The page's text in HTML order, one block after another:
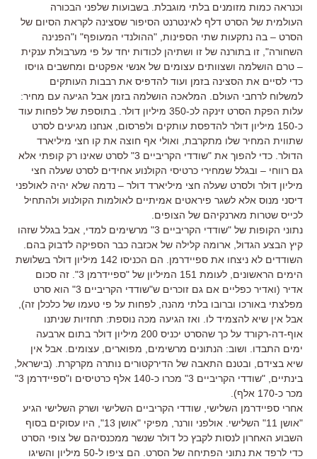
וכנראה כמות מזומנים בלתי מוגבלת. בשבועות שלפני הבכורה
העולמית של הסרט דלף לאינטרנט הסיפור שסצינה לקראת הסיום של
הסרט – בה נתקעות שתי הספינות, "ההולנדי המעופף" ו"הפנינה
השחורה", זו בתורנה של זו ושתיהן לכודות יחד על פי מערבולת ענקית
– טרם הושלמה ושצוותים עצומים של אנשי אפקטים ומחשבים גויסו
כדי לסיים את הסצינה בזמן ועוד להדפיס את רבבות העותקים
למשלוח לרחבי העולם. המלאכה הושלמה בזמן אבל הגיעה עם מחיר:
עלות הפקת הסרט זינקה לכ-350 מיליון דולר. בתוספת של לפחות עוד
כ-150 מיליון דולר להדפסת עותקים ולפרסום, אנחנו מגיעים לסרט
שתווית המחיר שלו מתקרבת, ואולי אף חוצה את קו חצי מיליארד
הדולר. כדי להפוך את "שודדי הקריביים 3" לסרט שאינו רק קופתי אלא
גם רווחי – ובגלל שמחירי כרטיסי הקולנוע אחידים לסרט שעלה חצי
מיליון דולר ולסרט שעלה חצי מיליארד דולר – נדמה שלא יהיה לאולפני
דיסני מנוס אלא לשגר פיראטים אמיתיים לאולמות הקולנוע ולהתחיל
לכייס שטרות מארנקיהם של הצופים.
נתוני הקופות של "שודדי הקריביים 3" מרשימים למדי, אבל בגלל שזהו
קיץ הבצע הגדול, ארומה קלילה של אכזבה כבר הספיקה לדבוק בהם.
השודדים לא ניצחו את ספיידרמן. הם הכניסו 142 מיליון דולר בשלושת
הימים הראשונים, לעומת 151 המיליון של "ספיידרמן 3". זה סכום
אדיר (ואדיר כפליים אם גם זוכרים ש"שודדי הקריביים 3" הוא סרט
מפלצתי באורכו וברובו בלתי מהנה, לפחות על פי טעמו של כלכלן זה),
אבל אין שיא להצמיד לו. ואז הגיעה מכה נוספת: תחזיות שניתנו
אוף-דה-רקורד על כך שהסרט יכניס 200 מיליון דולר בתום ארבעה
ימים התבדו. ושוב: הנתונים מרשימים, מפוארים, עצומים. אבל אין
שיא בצידם, ובטנם התאבה של הדירקטורים נותרה מקרקרת. (בישראל,
בינתיים, "שודדי הקריביים 3" מכרו כ-140 אלף כרטיסים ו"ספיידרמן 3"
מכר כ-170 אלף).
אחרי ספיידרמן השלישי, שודדי הקריביים השלישי ושרק השלישי הגיע
"אושן 11" השלישי. אולפני וורנר, מפיקי "אושן 13", היו עסוקים בסוף
השבוע האחרון לנסות לקבץ כל דולר שנשר ממכנסיהם של צופי הסרט
כדי לרפד את נתוני הפתיחה של הסרט. הם ציפו ל-50 מיליון והשיגו